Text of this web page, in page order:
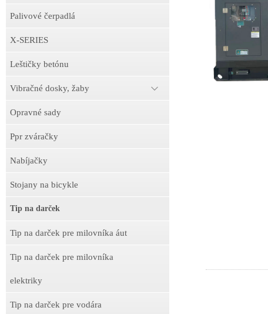
Palivové čerpadlá
X-SERIES
Leštičky betónu
Vibračné dosky, žaby
Opravné sady
Ppr zváračky
Nabíjačky
Stojany na bicykle
Tip na darček
Tip na darček pre milovníka áut
Tip na darček pre milovníka
elektriky
Tip na darček pre vodára